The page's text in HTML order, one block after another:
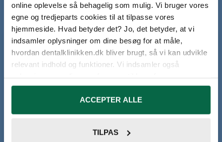
online oplevelse så behagelig som mulig. Vi bruger vores
egne og tredjeparts cookies til at tilpasse vores
hjemmeside. Hvad betyder det? Jo, det betyder, at vi
indsamler oplysninger om dine besøg for at måle,
hvordan dentalklinikken.dk bliver brugt, så vi kan udvikle
relevant indhold og funktioner. Vi indsamler også
markedsføring, så vi kan give dig en bedre
brugeroplevelse og vise indhold, der er relevant for dig.
ACCEPTER ALLE
TILPAS
STUDIERABAT
Hos os får studerende 20% studierabat
sygesikringsberettigede.